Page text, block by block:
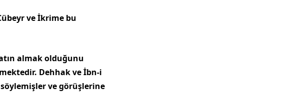
ve İkrime bu
almak olduğunu
Dehhak ve İbn-i
ve görüşleri­ne